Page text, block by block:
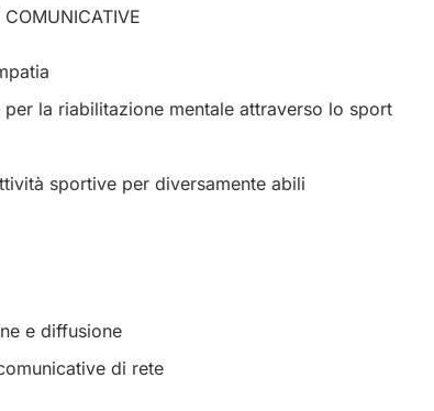
COMUNICATIVE
la riabilitazione mentale attraverso lo sport
sportive per diversamente abili
e diffusione
di rete